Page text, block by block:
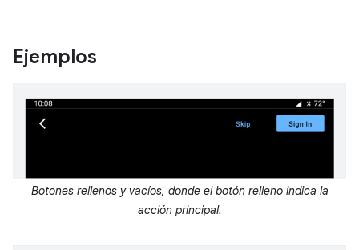
Ejemplos
Botones rellenos y vacíos, donde el botón relleno indica la
acción principal.